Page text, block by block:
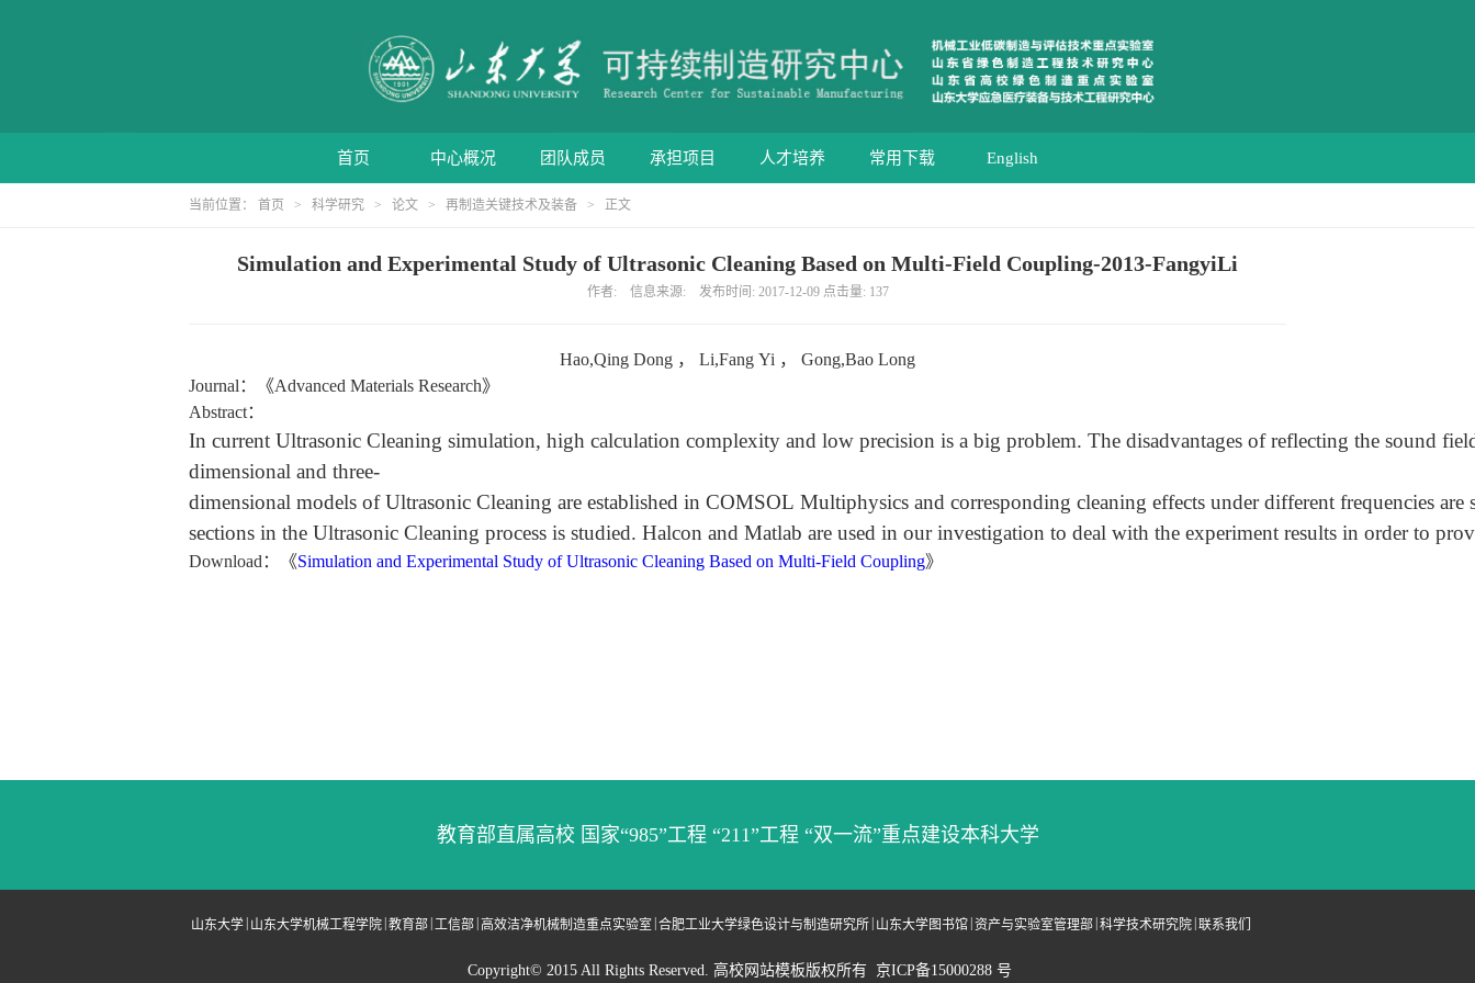
首页 中心概况 团队成员 承担项目 人才培养 常用下载 English
当前位置： 首页 > 科学研究 > 论文 > 再制造关键技术及装备 > 正文
Simulation and Experimental Study of Ultrasonic Cleaning Based on Multi-Field Coupling-2013-FangyiLi
作者: 信息来源: 发布时间: 2017-12-09 点击量: 137
Hao,Qing Dong ， Li,Fang Yi ， Gong,Bao Long
Journal ：《Advanced Materials Research》
Abstract：
In current Ultrasonic Cleaning simulation, high calculation complexity and low precision is a big problem. The disadvantages of reflecting the sound
dimensional and three-
dimensional models of Ultrasonic Cleaning are established in COMSOL Multiphysics and corresponding cleaning effects under different frequencies
sections in the Ultrasonic Cleaning process is studied. Halcon and Matlab are used in our investigation to deal with the experiment results in order to
Download ：《Simulation and Experimental Study of Ultrasonic Cleaning Based on Multi-Field Coupling》
教育部直属高校 国家“985”工程 “211”工程 “双一流”重点建设本科大学
山东大学 | 山东大学机械工程学院 |教育部 | 工信部 |高效洁净机械制造重点实验室 |合肥工业大学绿色设计与制造研究所 | 山东大学图书馆 |资产与实验室管理部 |科学技术研究院 |联系我们
Copyright© 2015 All Rights Reserved. 高校网站模板版权所有 京ICP备15000288 号